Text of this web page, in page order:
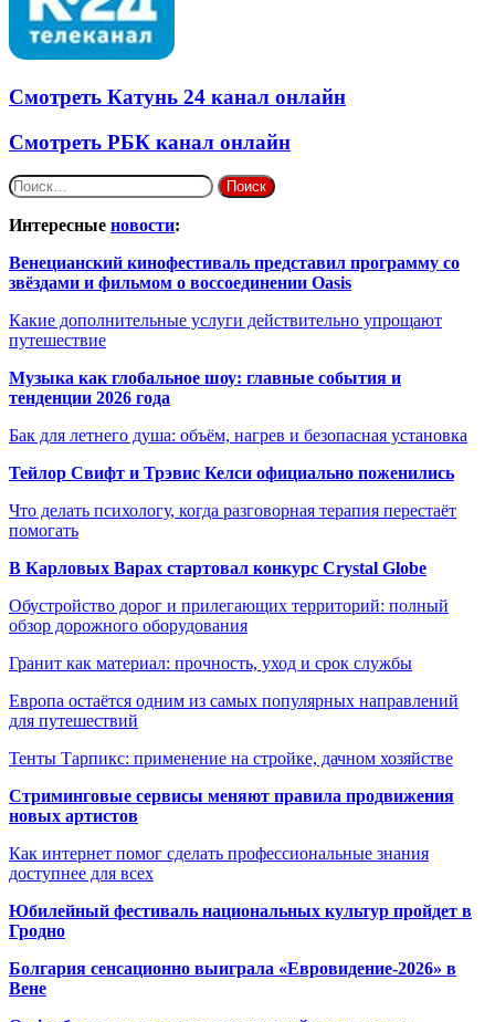
Смотреть Катунь 24 канал онлайн
Смотреть РБК канал онлайн
Найти:
Интересные новости:
Венецианский кинофестиваль представил программу со
звёздами и фильмом о воссоединении Oasis
Какие дополнительные услуги действительно упрощают
путешествие
Музыка как глобальное шоу: главные события и
тенденции 2026 года
Бак для летнего душа: объём, нагрев и безопасная установка
Тейлор Свифт и Трэвис Келси официально поженились
Что делать психологу, когда разговорная терапия перестаёт
помогать
В Карловых Варах стартовал конкурс Crystal Globe
Обустройство дорог и прилегающих территорий: полный
обзор дорожного оборудования
Гранит как материал: прочность, уход и срок службы
Европа остаётся одним из самых популярных направлений
для путешествий
Тенты Тарпикс: применение на стройке, дачном хозяйстве
Стриминговые сервисы меняют правила продвижения
новых артистов
Как интернет помог сделать профессиональные знания
доступнее для всех
Юбилейный фестиваль национальных культур пройдет в
Гродно
Болгария сенсационно выиграла «Евровидение-2026» в
Вене